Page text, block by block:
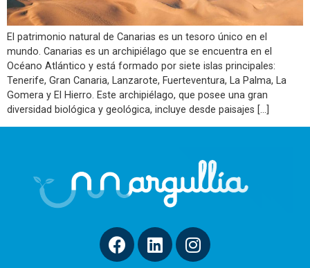
El patrimonio natural de Canarias es un tesoro único en el
mundo. Canarias es un archipiélago que se encuentra en el
Océano Atlántico y está formado por siete islas principales:
Tenerife, Gran Canaria, Lanzarote, Fuerteventura, La Palma, La
Gomera y El Hierro. Este archipiélago, que posee una gran
diversidad biológica y geológica, incluye desde paisajes […]